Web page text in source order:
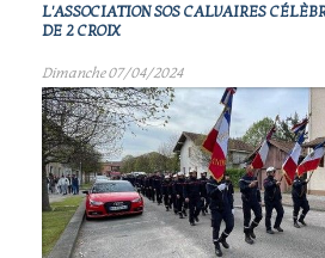
L'ASSOCIATION SOS CALVAIRES
DE 2 CROIX
Dimanche 07/04/2024